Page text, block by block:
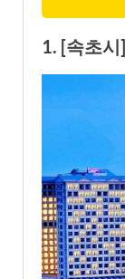
1. [속초